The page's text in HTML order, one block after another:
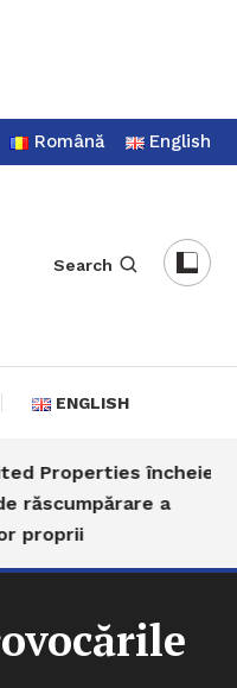
Română English
Search
ENGLISH
încheie
a